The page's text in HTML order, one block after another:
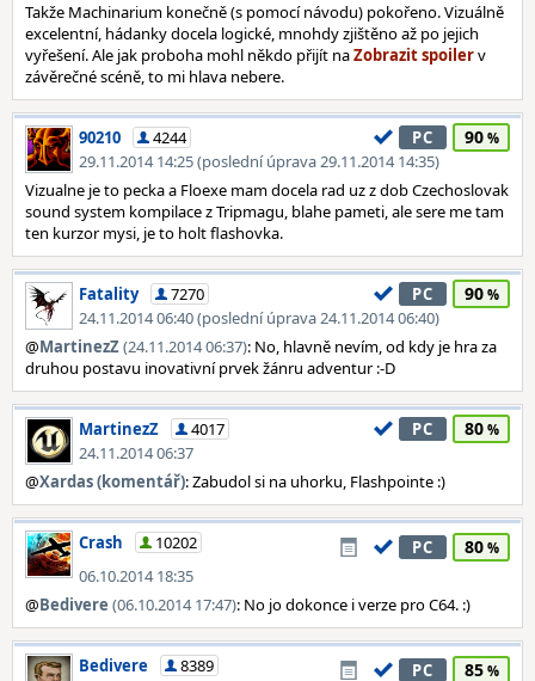
Takže Machinarium konečně (s pomocí návodu) pokořeno. Vizuálně
excelentní, hádanky docela logické, mnohdy zjištěno až po jejich
vyřešení. Ale jak proboha mohl někdo přijít na
v
závěrečné scéně, to mi hlava nebere.
90210
4244
29.11.2014 14:25 (poslední úprava 29.11.2014 14:35)
PC 90
Vizualne je to pecka a Floexe mam docela rad uz z dob Czechoslovak
sound system kompilace z Tripmagu, blahe pameti, ale sere me tam
ten kurzor mysi, je to holt flashovka.
Fatality
7270
24.11.2014 06:40 (poslední úprava 24.11.2014 06:40)
PC 90
@MartinezZ(24.11.2014 06:37): No, hlavně nevím, od kdy je hra za
druhou postavu inovativní prvek žánru adventur :-D
MartinezZ
4017
24.11.2014 06:37
PC 80
@Xardas (komentář): Zabudol si na uhorku, Flashpointe :)
Crash
10202
06.10.2014 18:35
PC 80
@Bedivere (06.10.2014 17:47): No jo dokonce i verze pro C64. :)
Bedivere
8389
PC 85